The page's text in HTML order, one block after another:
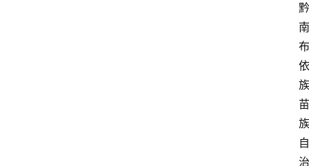
黔
南
布
依
族
苗
族
自
治